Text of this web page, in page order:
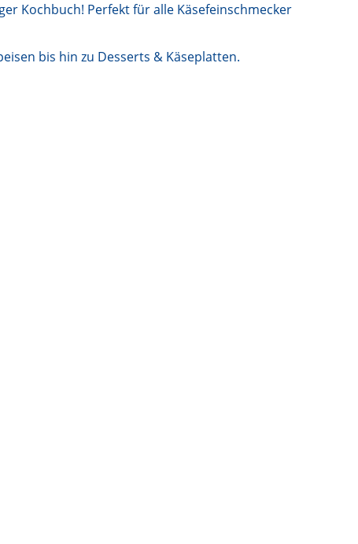
Kochbuch! Perfekt für alle Käsefeinschmecker
bis hin zu Desserts & Käseplatten.